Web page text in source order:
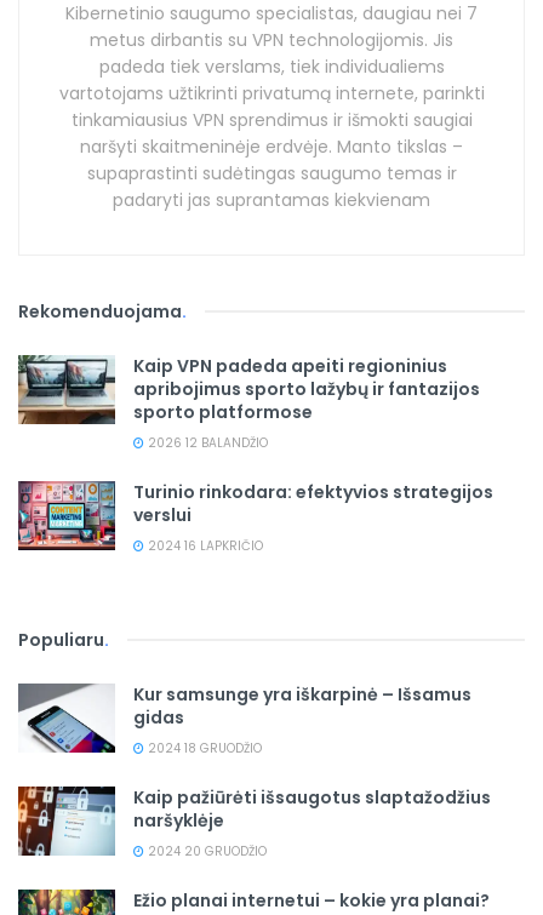
Kibernetinio saugumo specialistas, daugiau nei 7
metus dirbantis su VPN technologijomis. Jis
padeda tiek verslams, tiek individualiems
vartotojams užtikrinti privatumą internete, parinkti
tinkamiausius VPN sprendimus ir išmokti saugiai
naršyti skaitmeninėje erdvėje. Manto tikslas –
supaprastinti sudėtingas saugumo temas ir
padaryti jas suprantamas kiekvienam
Rekomenduojama.
Kaip VPN padeda apeiti regioninius
apribojimus sporto lažybų ir fantazijos
sporto platformose
2026 12 BALANDŽIO
Turinio rinkodara: efektyvios strategijos
verslui
2024 16 LAPKRIČIO
Populiaru.
Kur samsunge yra iškarpinė – Išsamus
gidas
2024 18 GRUODŽIO
Kaip pažiūrėti išsaugotus slaptažodžius
naršyklėje
2024 20 GRUODŽIO
Ežio planai internetui – kokie yra planai?